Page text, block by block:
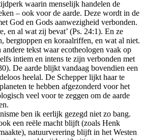
waarin menselijk handelen de
– ook voor de aarde. Deze wordt in de
God en Gods aanwezigheid verbonden.
en al wat zij bevat’ (Ps. 24:1). En ze
bergtoppen en koraalriffen, en wat al niet.
tekst waar ecotheologen vaak op
intiem en intens te zijn verbonden met
De aarde blijkt vandaag bovendien een
heelal. De Schepper lijkt haar te
te hebben afgezonderd voor het
veel voor te zeggen om de aarde
ben ik eerlijk gezegd niet zo bang.
een reële macht blijft (zoals Henk
natuurverering blijft in het Westen